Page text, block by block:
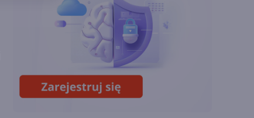
wspiera odkrycia
naukowe. OpenAI
startuje z nowym
programem
Lipcowa aktualizacja
Copilota w Excelu.
Duże zmiany dzięki
GPT i Claude Opus